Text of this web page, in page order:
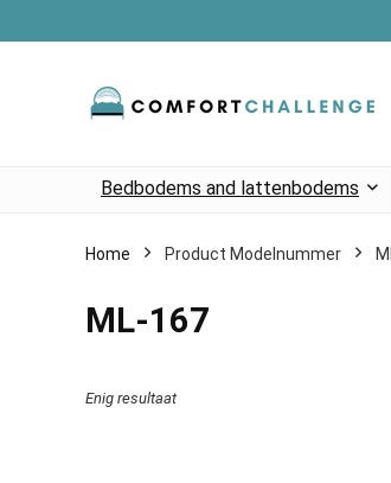
Bedbodems and lattenbodems
Home Product Modelnummer
‎ML-167
Enig resultaat